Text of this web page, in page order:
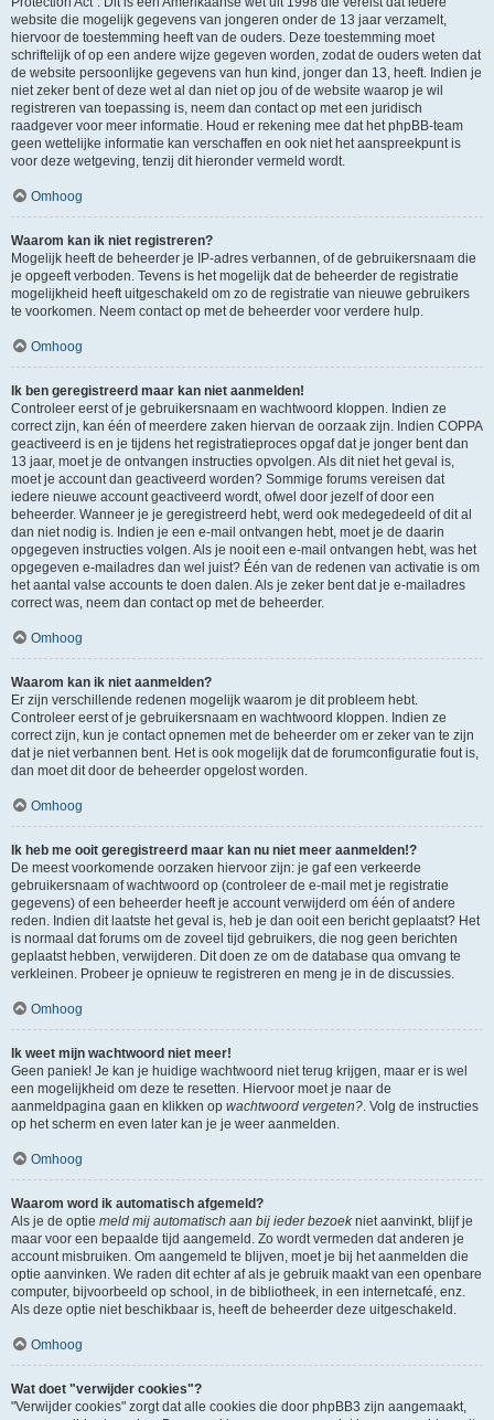
website die mogelijk gegevens van jongeren onder de 13 jaar verzamelt,
hiervoor de toestemming heeft van de ouders. Deze toestemming moet
schriftelijk of op een andere wijze gegeven worden, zodat de ouders weten dat
de website persoonlijke gegevens van hun kind, jonger dan 13, heeft. Indien je
niet zeker bent of deze wet al dan niet op jou of de website waarop je wil
registreren van toepassing is, neem dan contact op met een juridisch
raadgever voor meer informatie. Houd er rekening mee dat het phpBB-team
geen wettelijke informatie kan verschaffen en ook niet het aanspreekpunt is
voor deze wetgeving, tenzij dit hieronder vermeld wordt.
Omhoog
Waarom kan ik niet registreren?
Mogelijk heeft de beheerder je IP-adres verbannen, of de gebruikersnaam die
je opgeeft verboden. Tevens is het mogelijk dat de beheerder de registratie
mogelijkheid heeft uitgeschakeld om zo de registratie van nieuwe gebruikers
te voorkomen. Neem contact op met de beheerder voor verdere hulp.
Omhoog
Ik ben geregistreerd maar kan niet aanmelden!
Controleer eerst of je gebruikersnaam en wachtwoord kloppen. Indien ze
correct zijn, kan één of meerdere zaken hiervan de oorzaak zijn. Indien COPPA
geactiveerd is en je tijdens het registratieproces opgaf dat je jonger bent dan
13 jaar, moet je de ontvangen instructies opvolgen. Als dit niet het geval is,
moet je account dan geactiveerd worden? Sommige forums vereisen dat
iedere nieuwe account geactiveerd wordt, ofwel door jezelf of door een
beheerder. Wanneer je je geregistreerd hebt, werd ook medegedeeld of dit al
dan niet nodig is. Indien je een e-mail ontvangen hebt, moet je de daarin
opgegeven instructies volgen. Als je nooit een e-mail ontvangen hebt, was het
opgegeven e-mailadres dan wel juist? Één van de redenen van activatie is om
het aantal valse accounts te doen dalen. Als je zeker bent dat je e-mailadres
correct was, neem dan contact op met de beheerder.
Omhoog
Waarom kan ik niet aanmelden?
Er zijn verschillende redenen mogelijk waarom je dit probleem hebt.
Controleer eerst of je gebruikersnaam en wachtwoord kloppen. Indien ze
correct zijn, kun je contact opnemen met de beheerder om er zeker van te zijn
dat je niet verbannen bent. Het is ook mogelijk dat de forumconfiguratie fout is,
dan moet dit door de beheerder opgelost worden.
Omhoog
Ik heb me ooit geregistreerd maar kan nu niet meer aanmelden!?
De meest voorkomende oorzaken hiervoor zijn: je gaf een verkeerde
gebruikersnaam of wachtwoord op (controleer de e-mail met je registratie
gegevens) of een beheerder heeft je account verwijderd om één of andere
reden. Indien dit laatste het geval is, heb je dan ooit een bericht geplaatst? Het
is normaal dat forums om de zoveel tijd gebruikers, die nog geen berichten
geplaatst hebben, verwijderen. Dit doen ze om de database qua omvang te
verkleinen. Probeer je opnieuw te registreren en meng je in de discussies.
Omhoog
Ik weet mijn wachtwoord niet meer!
Geen paniek! Je kan je huidige wachtwoord niet terug krijgen, maar er is wel
een mogelijkheid om deze te resetten. Hiervoor moet je naar de
aanmeldpagina gaan en klikken op wachtwoord vergeten?. Volg de instructies
op het scherm en even later kan je je weer aanmelden.
Omhoog
Waarom word ik automatisch afgemeld?
Als je de optie meld mij automatisch aan bij ieder bezoekniet aanvinkt, blijf je
maar voor een bepaalde tijd aangemeld. Zo wordt vermeden dat anderen je
account misbruiken. Om aangemeld te blijven, moet je bij het aanmelden die
optie aanvinken. We raden dit echter af als je gebruik maakt van een openbare
computer, bijvoorbeeld op school, in de bibliotheek, in een internetcafé, enz.
Als deze optie niet beschikbaar is, heeft de beheerder deze uitgeschakeld.
Omhoog
Wat doet "verwijder cookies"?
"Verwijder cookies" zorgt dat alle cookies die door phpBB3 zijn aangemaakt,